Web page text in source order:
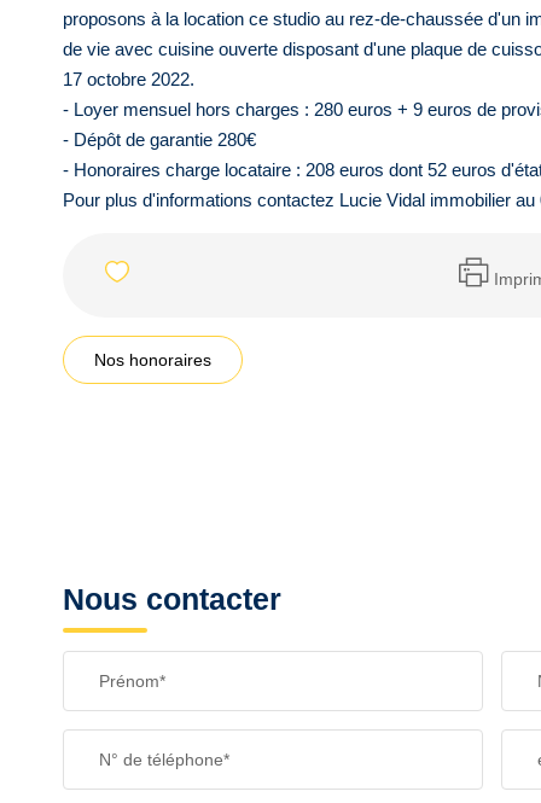
proposons à la location ce studio au rez-de-chaussée d'un
de vie avec cuisine ouverte disposant d'une plaque de
17 octobre 2022.
- Loyer mensuel hors charges : 280 euros + 9 euros de
- Dépôt de garantie 280€
- Honoraires charge locataire : 208 euros dont 52 euros
Pour plus d'informations contactez Lucie Vidal immobilier au
Nos honoraires
Nous contacter
Prénom*
N° de téléphone*